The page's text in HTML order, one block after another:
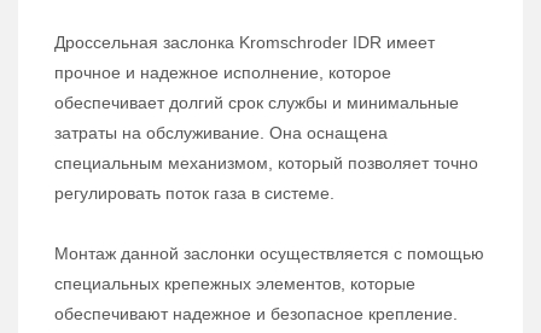
Дроссельная заслонка Kromschroder IDR имеет
прочное и надежное исполнение, которое
обеспечивает долгий срок службы и минимальные
затраты на обслуживание. Она оснащена
специальным механизмом, который позволяет точно
регулировать поток газа в системе.
Монтаж данной заслонки осуществляется с помощью
специальных крепежных элементов, которые
обеспечивают надежное и безопасное крепление.